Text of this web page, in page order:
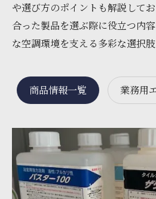
や選び方のポイントも解説して
合った製品を選ぶ際に役立つ内
な空調環境を支える多彩な選択肢
商品情報一覧 業務用